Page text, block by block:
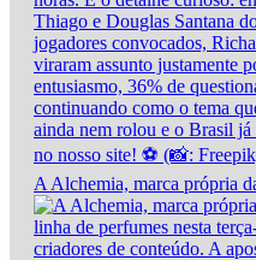
A Alchemia, marca própria